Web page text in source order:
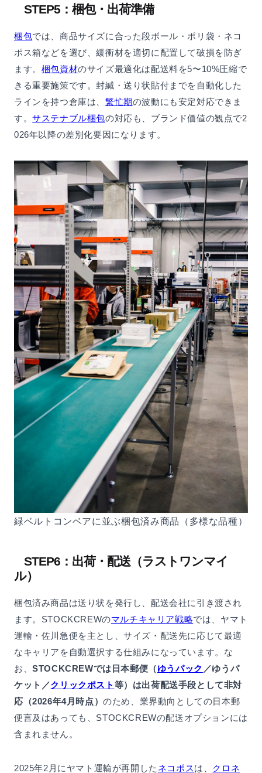
STEP5：梱包・出荷準備
梱包では、商品サイズに合った段ボール・ポリ袋・ネコ
ポス箱などを選び、緩衝材を適切に配置して破損を防ぎ
ます。 梱包資材のサイズ最適化は配送料を5〜10%圧縮で
きる重要施策です。封緘・送り状貼付までを自動化した
ラインを持つ倉庫は、 繁忙期の波動にも安定対応できま
す。サステナブル梱包の対応も、ブランド価値の観点で2
026年以降の差別化要因になります。
緑ベルトコンベアに並ぶ梱包済み商品（多様な品種）
STEP6：出荷・配送（ラストワンマイ
ル）
梱包済み商品は送り状を発行し、配送会社に引き渡され
ます。STOCKCREWのマルチキャリア戦略では、ヤマト
運輸・佐川急便を主とし、サイズ・配送先に応じて最適
なキャリアを自動選択する仕組みになっています。な
お、STOCKCREWでは日本郵便（ゆうパック ／ゆうパ
ケット／クリックポスト 等）は出荷配送手段として非対
応（2026年4月時点）のため、業界動向としての日本郵
便言及はあっても、STOCKCREWの配送オプションには
含まれません。
2025年2月にヤマト運輸が再開した ネコポスは、 クロネ